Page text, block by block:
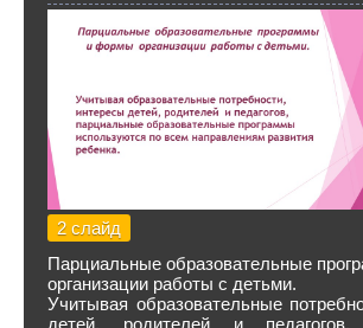
2 слайд
Парциальные образовательные
организации работы с детьми.
Учитывая образовательные
детей, родителей и педагогов,